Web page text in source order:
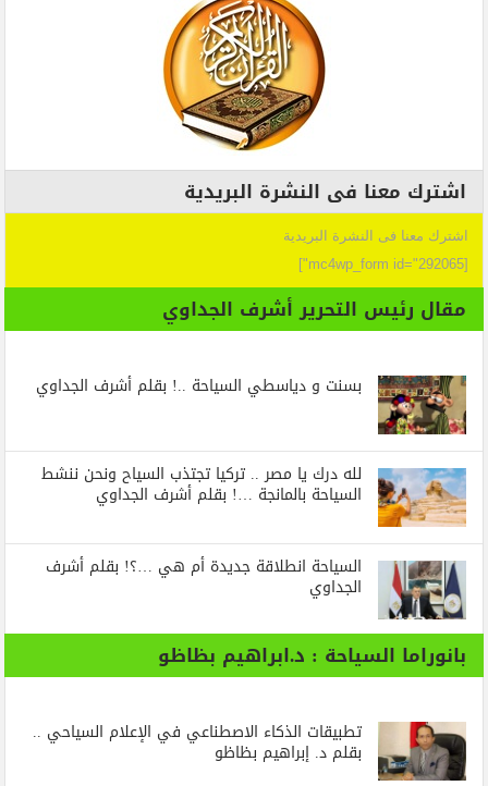
اشترك معنا فى النشرة البريدية
اشترك معنا فى النشرة البريدية
[mc4wp_form id="292065"]
مقال رئيس التحرير أشرف الجداوي
بسنت و دياسطي السياحة ..! بقلم أشرف الجداوي
لله درك يا مصر .. تركيا تجتذب السياح ونحن ننشط
السياحة بالمانجة …! بقلم أشرف الجداوي
السياحة انطلاقة جديدة أم هي …؟! بقلم أشرف
الجداوي
بانوراما السياحة : د.ابراهيم بظاظو
تطبيقات الذكاء الاصطناعي في الإعلام السياحي ..
بقلم د. إبراهيم بظاظو